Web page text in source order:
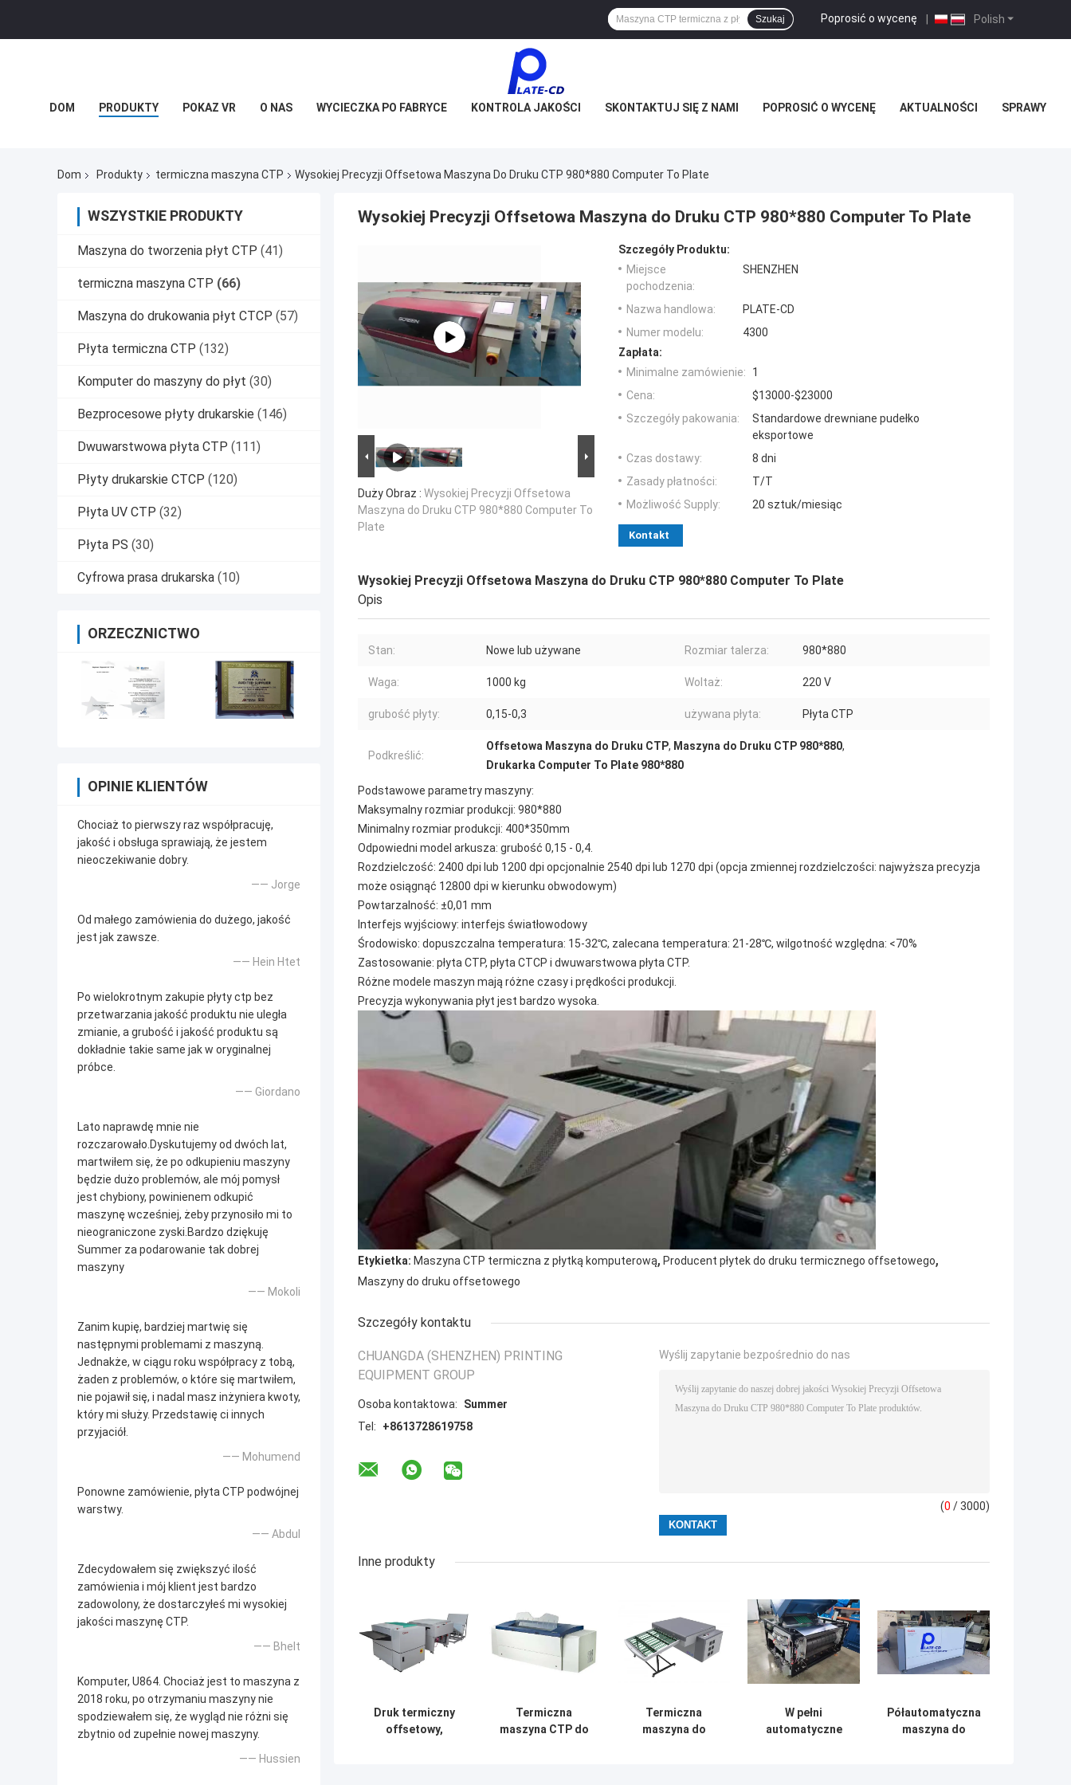
Polish
Poprosić o wycenę |
Szukaj
DOM PRODUKTY POKAZ VR O NAS WYCIECZKA PO FABRYCE KONTROLA JAKOŚCI SKONTAKTUJ SIĘ Z NAMI POPROSIĆ O WYCENĘ AKTUALNOŚCI SPRAWY
Dom Produkty termiczna maszyna CTP Wysokiej Precyzji Offsetowa Maszyna Do Druku CTP 980*880 Computer To Plate
WSZYSTKIE PRODUKTY
Maszyna do tworzenia płyt CTP (41)
termiczna maszyna CTP (66)
Maszyna do drukowania płyt CTCP (57)
Płyta termiczna CTP (132)
Komputer do maszyny do płyt (30)
Bezprocesowe płyty drukarskie (146)
Dwuwarstwowa płyta CTP (111)
Płyty drukarskie CTCP (120)
Płyta UV CTP (32)
Płyta PS (30)
Cyfrowa prasa drukarska (10)
ORZECZNICTWO
OPINIE KLIENTÓW
Chociaż to pierwszy raz współpracuję,
jakość i obsługa sprawiają, że jestem
nieoczekiwanie dobry.
—— Jorge
Od małego zamówienia do dużego, jakość
jest jak zawsze.
—— Hein Htet
Po wielokrotnym zakupie płyty ctp bez
przetwarzania jakość produktu nie uległa
zmianie, a grubość i jakość produktu są
dokładnie takie same jak w oryginalnej
próbce.
—— Giordano
Lato naprawdę mnie nie
rozczarowało.Dyskutujemy od dwóch lat,
martwiłem się, że po odkupieniu maszyny
będzie dużo problemów, ale mój pomysł
jest chybiony, powinienem odkupić
maszynę wcześniej, żeby przynosiło mi to
nieograniczone zyski.Bardzo dziękuję
Summer za podarowanie tak dobrej
maszyny
—— Mokoli
Zanim kupię, bardziej martwię się
następnymi problemami z maszyną.
Jednakże, w ciągu roku współpracy z tobą,
żaden z problemów, o które się martwiłem,
nie pojawił się, i nadal masz inżyniera kwoty,
który mi służy. Przedstawię ci innych
przyjaciół.
—— Mohumend
Ponowne zamówienie, płyta CTP podwójnej
warstwy.
—— Abdul
Zdecydowałem się zwiększyć ilość
zamówienia i mój klient jest bardzo
zadowolony, że dostarczyłeś mi wysokiej
jakości maszynę CTP.
—— Bhelt
Komputer, U864. Chociaż jest to maszyna z
2018 roku, po otrzymaniu maszyny nie
spodziewałem się, że wygląd nie różni się
zbytnio od zupełnie nowej maszyny.
—— Hussien
Wysokiej Precyzji Offsetowa Maszyna do Druku CTP 980*880 Computer To Plate
Duży Obraz : Wysokiej Precyzji Offsetowa
Maszyna do Druku CTP 980*880 Computer To
Plate
Szczegóły Produktu:
Miejsce
pochodzenia:
SHENZHEN
Nazwa handlowa:
PLATE-CD
Numer modelu:
4300
Zapłata:
Minimalne zamówienie:
1
Cena:
$13000-$23000
Szczegóły pakowania:
Standardowe drewniane pudełko
eksportowe
Czas dostawy:
8 dni
Zasady płatności:
T/T
Możliwość Supply:
20 sztuk/miesiąc
Kontakt
Wysokiej Precyzji Offsetowa Maszyna do Druku CTP 980*880 Computer To Plate
Opis
Stan: Nowe lub używane Rozmiar talerza: 980*880
Waga: 1000 kg Woltaż: 220 V
grubość płyty: 0,15-0,3 używana płyta: Płyta CTP
Podkreślić:
Offsetowa Maszyna do Druku CTP, Maszyna do Druku CTP 980*880,
Drukarka Computer To Plate 980*880
Podstawowe parametry maszyny:
Maksymalny rozmiar produkcji: 980*880
Minimalny rozmiar produkcji: 400*350mm
Odpowiedni model arkusza: grubość 0,15 - 0,4.
Rozdzielczość: 2400 dpi lub 1200 dpi opcjonalnie 2540 dpi lub 1270 dpi (opcja zmiennej rozdzielczości: najwyższa precyzja
może osiągnąć 12800 dpi w kierunku obwodowym)
Powtarzalność: ±0,01 mm
Interfejs wyjściowy: interfejs światłowodowy
Środowisko: dopuszczalna temperatura: 15-32℃, zalecana temperatura: 21-28℃, wilgotność względna: <70%
Zastosowanie: płyta CTP, płyta CTCP i dwuwarstwowa płyta CTP.
Różne modele maszyn mają różne czasy i prędkości produkcji.
Precyzja wykonywania płyt jest bardzo wysoka.
Etykietka: Maszyna CTP termiczna z płytką komputerową, Producent płytek do druku termicznego offsetowego,
Maszyny do druku offsetowego
Szczegóły kontaktu
CHUANGDA (SHENZHEN) PRINTING
EQUIPMENT GROUP
Osoba kontaktowa:
Summer
Tel:
+8613728619758
Wyślij zapytanie bezpośrednio do nas
(0 / 3000)
Inne produkty
Druk termiczny
offsetowy,
Termiczna
maszyna CTP do
Termiczna
maszyna do
W pełni
automatyczne
Półautomatyczna
maszyna do